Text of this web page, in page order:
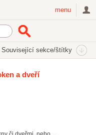
menu
Související sekce/štítky
a dveří